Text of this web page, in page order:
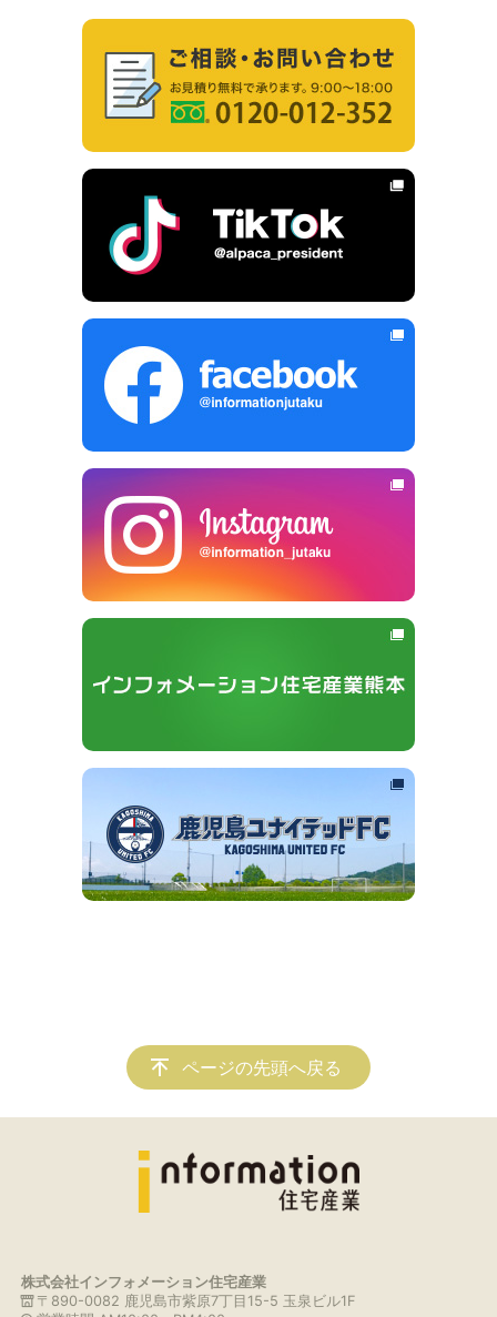
ページの先頭へ戻る
株式会社インフォメーション住宅産業
〒890-0082 鹿児島市紫原7丁目15-5 玉泉ビル1F